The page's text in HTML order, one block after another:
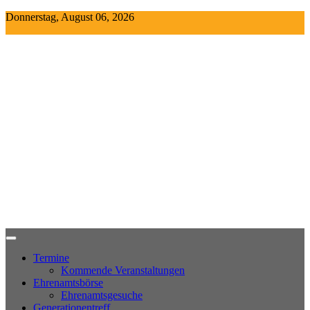
Skip
Donnerstag, August 06, 2026
Termine
Kommende Veranstaltungen
Ehrenamtsbörse
Ehrenamtsgesuche
Generationentreff